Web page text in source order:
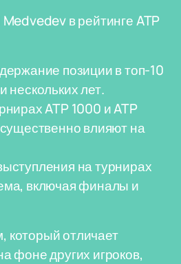
в рейтинге ATP
позиции в топ-10
нескольких лет.
ATP 1000 и ATP
влияют на
на турнирах
включая финалы и
отличает
фоне других игроков,